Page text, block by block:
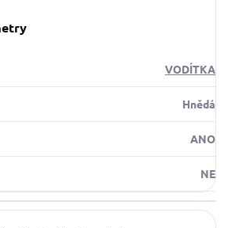
VODÍTKA
Hnědá
ANO
NE